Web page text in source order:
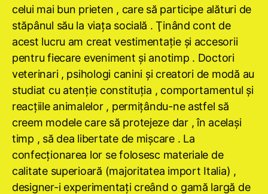
celui mai bun prieten , care să participe alături de
stăpânul său la viaţa socială . Ţinând cont de
acest lucru am creat vestimentaţie şi accesorii
pentru fiecare eveniment şi anotimp . Doctori
veterinari , psihologi canini şi creatori de modă au
studiat cu atenţie constituţia , comportamentul şi
reacţiile animalelor , permiţându-ne astfel să
creem modele care să protejeze dar , în acelaşi
timp , să dea libertate de mişcare . La
confecţionarea lor se folosesc materiale de
calitate superioară (majoritatea import Italia) ,
designer-i experimentaţi creând o gamă largă de